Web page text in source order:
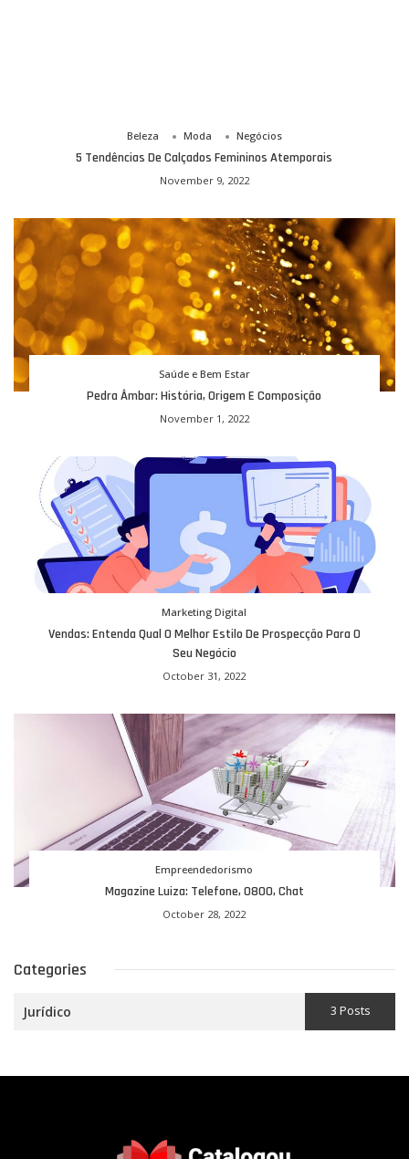
Beleza Moda Negócios
5 Tendências De Calçados Femininos Atemporais
November 9, 2022
Saúde e Bem Estar
Pedra Âmbar: História, Origem E Composição
November 1, 2022
Marketing Digital
Vendas: Entenda Qual O Melhor Estilo De Prospecção Para O
Seu Negócio
October 31, 2022
Empreendedorismo
Magazine Luiza: Telefone, 0800, Chat
October 28, 2022
Categories
Jurídico 3 Posts